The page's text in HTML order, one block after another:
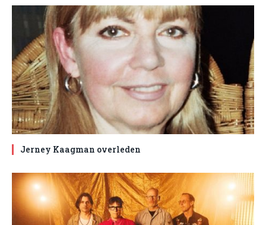
Jerney Kaagman overleden